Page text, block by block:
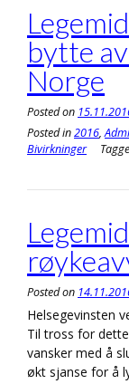
bytte
Norge
Posted on
Posted in2016,
Bivirkninger
Posted on
Helsegevinsten
Til tross for
vansker med å
økt sjanse for å